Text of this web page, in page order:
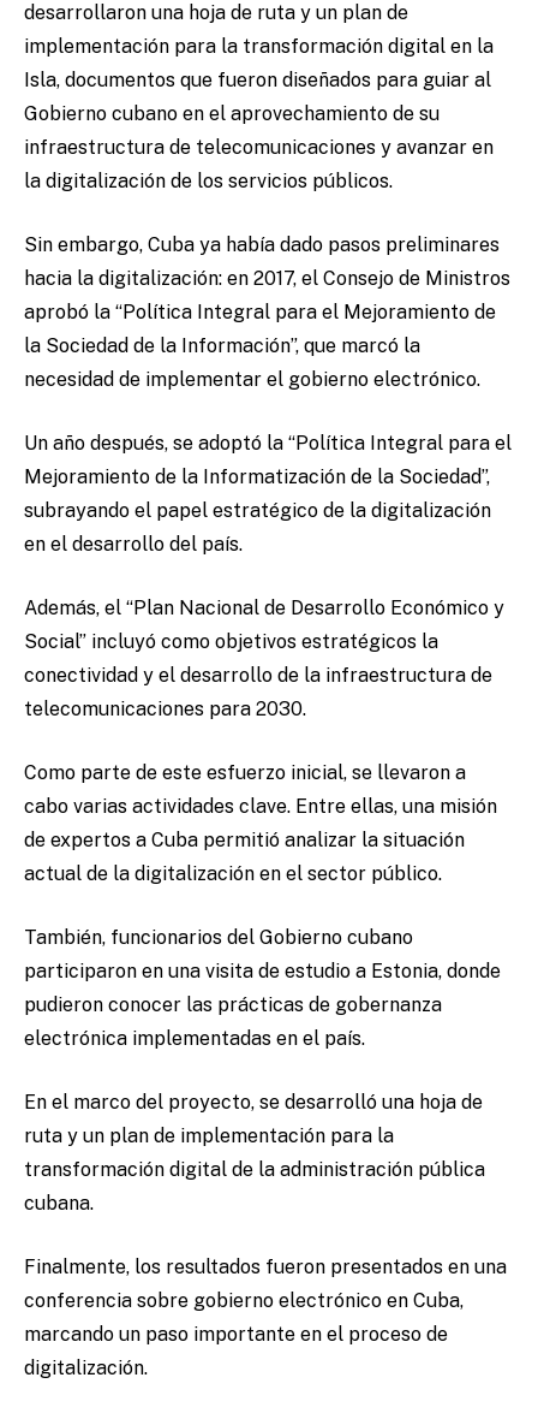
desarrollaron una hoja de ruta y un plan de
implementación para la transformación digital en la
Isla, documentos que fueron diseñados para guiar al
Gobierno cubano en el aprovechamiento de su
infraestructura de telecomunicaciones y avanzar en
la digitalización de los servicios públicos.
Sin embargo, Cuba ya había dado pasos preliminares
hacia la digitalización: en 2017, el Consejo de Ministros
aprobó la “Política Integral para el Mejoramiento de
la Sociedad de la Información”, que marcó la
necesidad de implementar el gobierno electrónico.
Un año después, se adoptó la “Política Integral para el
Mejoramiento de la Informatización de la Sociedad”,
subrayando el papel estratégico de la digitalización
en el desarrollo del país.
Además, el “Plan Nacional de Desarrollo Económico y
Social” incluyó como objetivos estratégicos la
conectividad y el desarrollo de la infraestructura de
telecomunicaciones para 2030.
Como parte de este esfuerzo inicial, se llevaron a
cabo varias actividades clave. Entre ellas, una misión
de expertos a Cuba permitió analizar la situación
actual de la digitalización en el sector público.
También, funcionarios del Gobierno cubano
participaron en una visita de estudio a Estonia, donde
pudieron conocer las prácticas de gobernanza
electrónica implementadas en el país.
En el marco del proyecto, se desarrolló una hoja de
ruta y un plan de implementación para la
transformación digital de la administración pública
cubana.
Finalmente, los resultados fueron presentados en una
conferencia sobre gobierno electrónico en Cuba,
marcando un paso importante en el proceso de
digitalización.